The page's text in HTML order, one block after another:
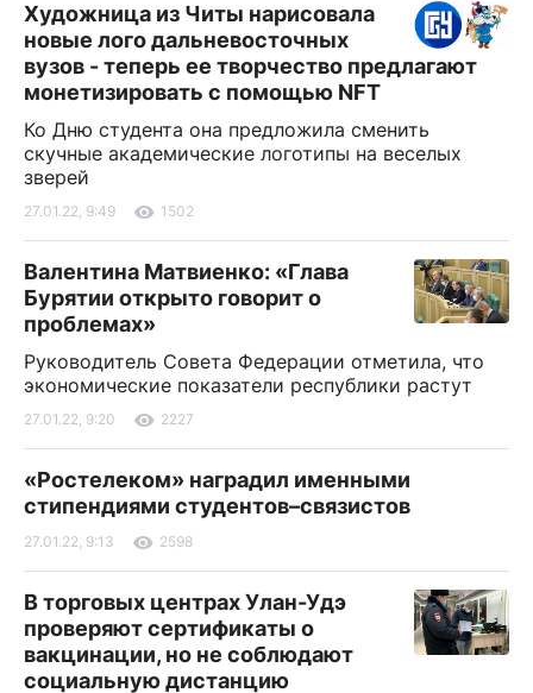
Художница из Читы нарисовала
новые лого дальневосточных
вузов - теперь ее творчество предлагают
монетизировать с помощью NFT
Ко Дню студента она предложила сменить
скучные академические логотипы на веселых
зверей
27.01.22, 9:49 1502
Валентина Матвиенко: «Глава
Бурятии открыто говорит о
проблемах»
Руководитель Совета Федерации отметила, что
экономические показатели республики растут
27.01.22, 9:20 2227
«Ростелеком» наградил именными
стипендиями студентов–связистов
27.01.22, 9:13 2598
В торговых центрах Улан-Удэ
проверяют сертификаты о
вакцинации, но не соблюдают
социальную дистанцию